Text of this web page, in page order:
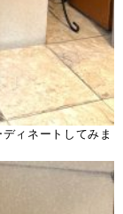
ィネートしてみま